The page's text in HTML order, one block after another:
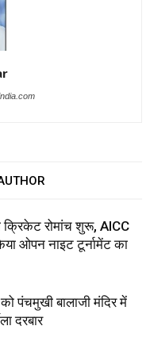
क्रिकेट रोमांच शुरू, AICC
ओपन नाइट टूर्नामेंट का
पंचमुखी बालाजी मंदिर में
दरबार